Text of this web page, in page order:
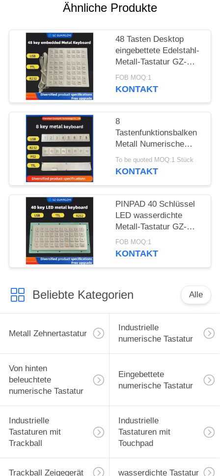
PRIVACY
POLICY
Ähnliche Produkte
48 Tasten Desktop
eingebettete Edelstahl-
Metall-Tastatur GZ-
B035013 USB-
Schnittstelle
FOB MOQ:1
KONTAKT
8
Tastenfunktionsbalken
Metall Numerische
Tastatur Edelstahl 304
Seiten-Tastatur-Pinpad
To be quoted MOQ:1 Stück
KONTAKT
PINPAD 40 Schlüssel
LED wasserdichte
Metall-Tastatur GZ-
C001055 R232
Schnittstelle
FOB MOQ:1
KONTAKT
Beliebte Kategorien Alle
Metall Zehnertastatur
Industrielle
numerische Tastatur
Von hinten
beleuchtete
numerische Tastatur
Eingebettete
numerische Tastatur
Industrielle
Tastaturen mit
Trackball
Industrielle
Tastaturen mit
Touchpad
Trackball Zeigegerät wasserdichte Tastatur